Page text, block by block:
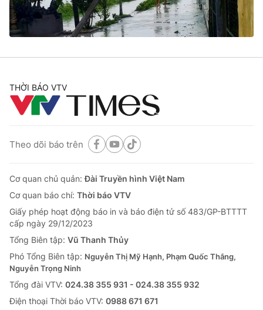
THỜI BÁO VTV
Theo dõi báo trên
Cơ quan chủ quản:Đài Truyền hình Việt Nam
Cơ quan báo chí: Thời báo VTV
Giấy phép hoạt động báo in và báo điện tử số 483/GP-BTTTT
cấp ngày 29/12/2023
Tổng Biên tập: Vũ Thanh Thủy
Phó Tổng Biên tập: Nguyễn Thị Mỹ Hạnh, Phạm Quốc Thắng,
Nguyễn Trọng Ninh
Tổng đài VTV: 024.38 355 931 - 024.38 355 932
Ðiện thoại Thời báo VTV: 0988 671 671